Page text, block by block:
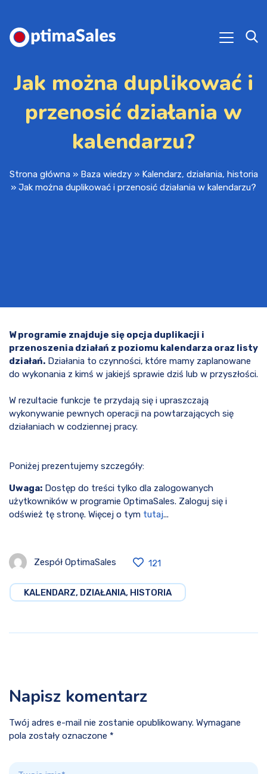
Jak można duplikować i
przenosić działania w
kalendarzu?
Strona główna» Baza wiedzy» Kalendarz, działania, historia
» Jak można duplikować i przenosić działania w kalendarzu?
W programie znajduje się opcja duplikacji i
przenoszenia działań z poziomu kalendarza oraz listy
działań. Działania to czynności, które mamy zaplanowane
do wykonania z kimś w jakiejś sprawie dziś lub w przyszłości.
W rezultacie funkcje te przydają się i upraszczają
wykonywanie pewnych operacji na powtarzających się
działaniach w codziennej pracy.
Poniżej prezentujemy szczegóły:
Uwaga: Dostęp do treści tylko dla zalogowanych
użytkowników w programie OptimaSales. Zaloguj się i
odśwież tę stronę. Więcej o tym tutaj...
Zespół OptimaSales 121
KALENDARZ, DZIAŁANIA, HISTORIA
Napisz komentarz
Twój adres e-mail nie zostanie opublikowany. Wymagane
pola zostały oznaczone *